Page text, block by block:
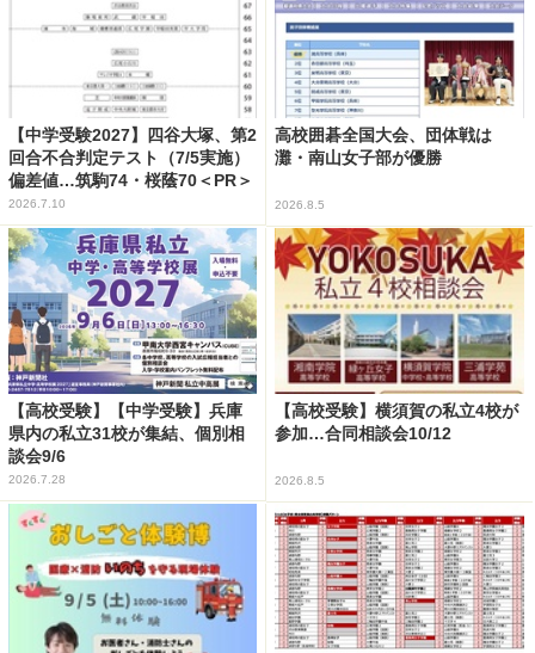
【中学受験2027】四谷大塚、第2
回合不合判定テスト（7/5実施）
偏差値…筑駒74・桜蔭70＜PR＞
2026.7.10
高校囲碁全国大会、団体戦は
灘・南山女子部が優勝
2026.8.5
【高校受験】【中学受験】兵庫
県内の私立31校が集結、個別相
談会9/6
2026.7.28
【高校受験】横須賀の私立4校が
参加…合同相談会10/12
2026.8.5